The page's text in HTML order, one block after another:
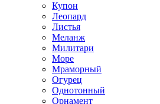
Купон
Леопард
Листья
Меланж
Милитари
Море
Мраморный
Огурец
Однотонный
Орнамент